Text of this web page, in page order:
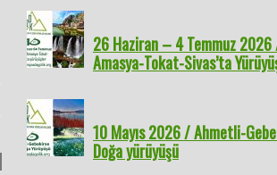
26 Haziran – 4 Temmuz
Amasya-Tokat-Sivas’ta
10 Mayıs 2026 / Ahmetli-
Doğa yürüyüşü